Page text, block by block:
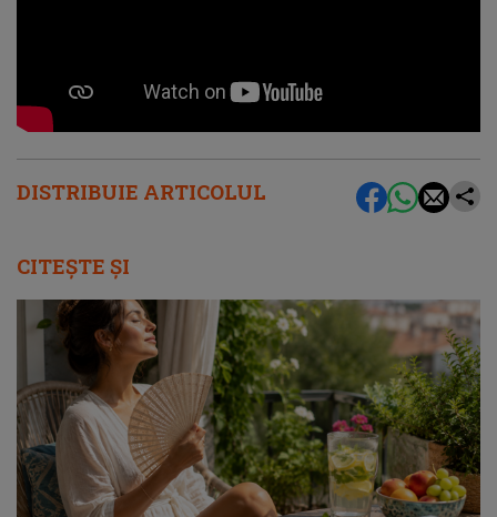
DISTRIBUIE ARTICOLUL
CITEȘTE ȘI